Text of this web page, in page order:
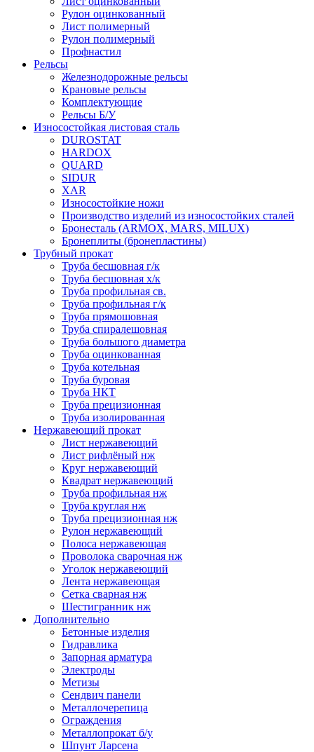
Рулон оцинкованный
Лист полимерный
Рулон полимерный
Профнастил
Рельсы
Железнодорожные рельсы
Крановые рельсы
Комплектующие
Рельсы Б/У
Износостойкая листовая сталь
DUROSTAT
HARDOX
QUARD
SIDUR
XAR
Износостойкие ножи
Производство изделий из износостойких сталей
Бронесталь (ARMOX, MARS, MILUX)
Бронеплиты (бронепластины)
Трубный прокат
Труба бесшовная г/к
Труба бесшовная х/к
Труба профильная св.
Труба профильная г/к
Труба прямошовная
Труба спиралешовная
Труба большого диаметра
Труба оцинкованная
Труба котельная
Труба буровая
Труба НКТ
Труба прецизионная
Труба изолированная
Нержавеющий прокат
Лист нержавеющий
Лист рифлёный нж
Круг нержавеющий
Квадрат нержавеющий
Труба профильная нж
Труба круглая нж
Труба прецизионная нж
Рулон нержавеющий
Полоса нержавеющая
Проволока сварочная нж
Уголок нержавеющий
Лента нержавеющая
Сетка сварная нж
Шестигранник нж
Дополнительно
Бетонные изделия
Гидравлика
Запорная арматура
Электроды
Метизы
Сендвич панели
Металлочерепица
Ограждения
Металлопрокат б/у
Шпунт Ларсена